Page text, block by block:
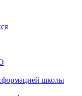
школы